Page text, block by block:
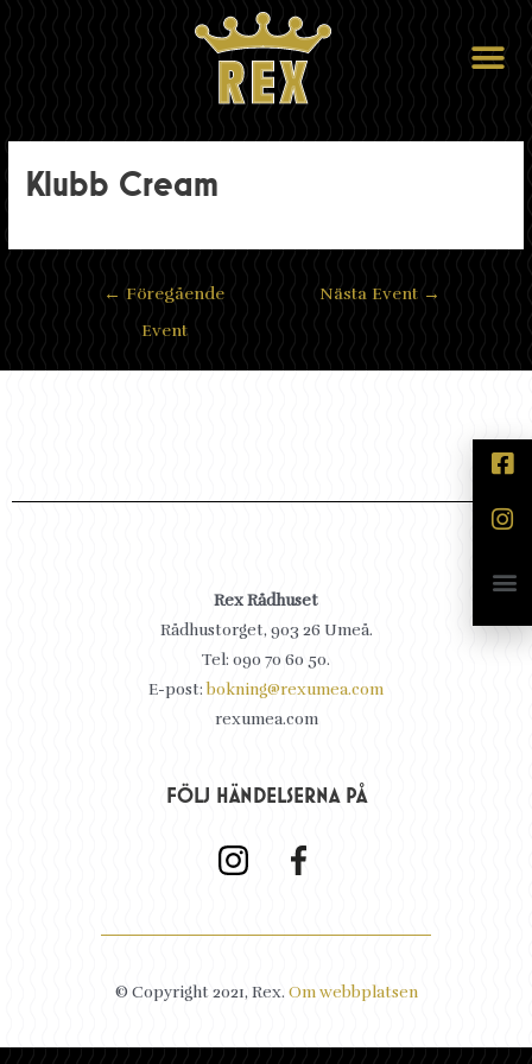
Klubb Cream
← Föregående
Event
Nästa Event →
Rex Rådhuset
Rådhustorget, 903 26 Umeå.
Tel: 090 70 60 50.
E-post:bokning@rexumea.com
rexumea.com
FÖLJ HÄNDELSERNA PÅ
© Copyright 2021, Rex. Om webbplatsen